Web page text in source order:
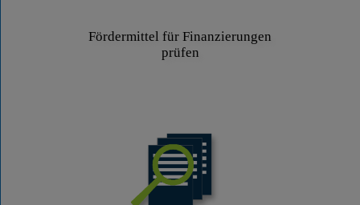
Fördermittel für Finanzierungen
prüfen